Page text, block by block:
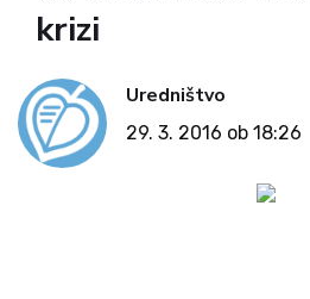
krizi
Uredništvo
29. 3. 2016 ob 18:26